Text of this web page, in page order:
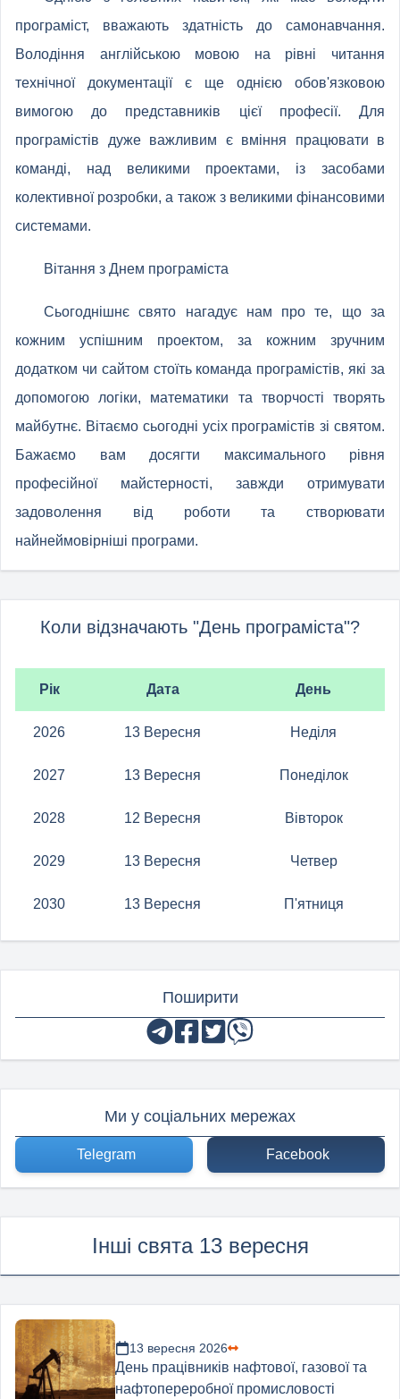
програміст, вважають здатність до самонавчання.
Володіння англійською мовою на рівні читання
технічної документації є ще однією обов'язковою
вимогою до представників цієї професії. Для
програмістів дуже важливим є вміння працювати в
команді, над великими проектами, із засобами
колективної розробки, а також з великими фінансовими
системами.
Вітання з Днем програміста
Сьогоднішнє свято нагадує нам про те, що за
кожним успішним проектом, за кожним зручним
додатком чи сайтом стоїть команда програмістів, які за
допомогою логіки, математики та творчості творять
майбутнє. Вітаємо сьогодні усіх програмістів зі святом.
Бажаємо вам досягти максимального рівня
професійної майстерності, завжди отримувати
задоволення від роботи та створювати
найнеймовірніші програми.
Коли відзначають "День програміста"?
Рік Дата День
2026 13 Вересня Неділя
2027 13 Вересня Понеділок
2028 12 Вересня Вівторок
2029 13 Вересня Четвер
2030 13 Вересня П'ятниця
Поширити
Ми у соціальних мережах
Telegram Facebook
Інші свята 13 вересня
13 вересня 2026
День працівників нафтової, газової та
нафтопереробної промисловості